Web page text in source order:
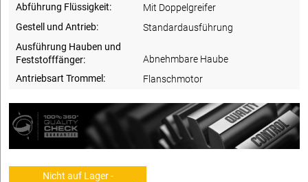
Abführung Flüssigkeit:
Mit Doppelgreifer
Gestell und Antrieb:
Standardausführung
Ausführung Hauben und
Feststofffänger:
Abnehmbare Haube
Antriebsart Trommel:
Flanschmotor
Nicht auf Lager -